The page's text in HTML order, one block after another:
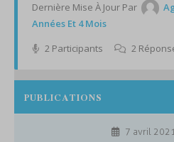
Dernière Mise À Jour Par
Années Et 4 Mois
2 Participants
2
PUBLICATIONS
7 avril